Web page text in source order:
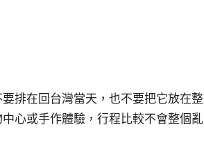
排在回台灣當天，也不要把它放在整
心或手作體驗，行程比較不會整個亂